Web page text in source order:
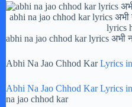
abhi na jao chhod kar lyrics
lyrics
abhi na jao chhod kar lyrics अभी
Abhi Na Jao Chhod KarLyrics
Abhi Na Jao Chhod Kar Lyrics
na jao chhod kar